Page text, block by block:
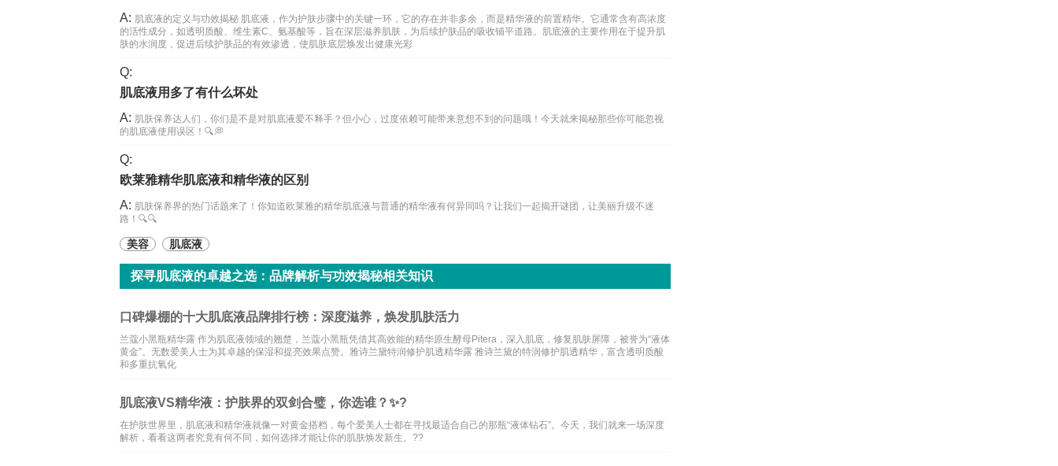
A: 肌底液的定义与功效揭秘 肌底液，作为护肤步骤中的关键一环，它的存在并非多余，而是精华液的前置精华。它通常含有高浓度
的活性成分，如透明质酸、维生素C、氨基酸等，旨在深层滋养肌肤，为后续护肤品的吸收铺平道路。肌底液的主要作用在于提升肌
肤的水润度，促进后续护肤品的有效渗透，使肌肤底层焕发出健康光彩
Q:
肌底液用多了有什么坏处
A: 肌肤保养达人们，你们是不是对肌底液爱不释手？但小心，过度依赖可能带来意想不到的问题哦！今天就来揭秘那些你可能忽视
的肌底液使用误区！🔍💭
Q:
欧莱雅精华肌底液和精华液的区别
A: 肌肤保养界的热门话题来了！你知道欧莱雅的精华肌底液与普通的精华液有何异同吗？让我们一起揭开谜团，让美丽升级不迷
路！🔍🔍
美容 肌底液
探寻肌底液的卓越之选：品牌解析与功效揭秘相关知识
口碑爆棚的十大肌底液品牌排行榜：深度滋养，焕发肌肤活力
兰蔻小黑瓶精华露 作为肌底液领域的翘楚，兰蔻小黑瓶凭借其高效能的精华原生酵母Pitera，深入肌底，修复肌肤屏障，被誉为“液体
黄金”。无数爱美人士为其卓越的保湿和提亮效果点赞。雅诗兰黛特润修护肌透精华露 雅诗兰黛的特润修护肌透精华，富含透明质酸
和多重抗氧化
肌底液VS精华液：护肤界的双剑合璧，你选谁？✨?
在护肤世界里，肌底液和精华液就像一对黄金搭档，每个爱美人士都在寻找最适合自己的那瓶“液体钻石”。今天，我们就来一场深度
解析，看看这两者究竟有何不同，如何选择才能让你的肌肤焕发新生。??